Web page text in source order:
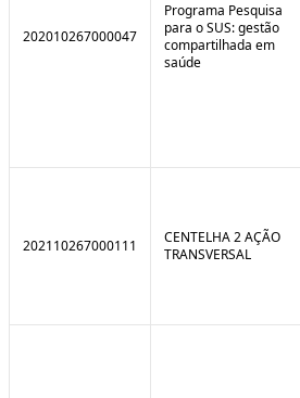
202010267000047
Programa Pesquisa
para o SUS: gestão
compartilhada em
saúde
202110267000111
CENTELHA 2 AÇÃO
TRANSVERSAL